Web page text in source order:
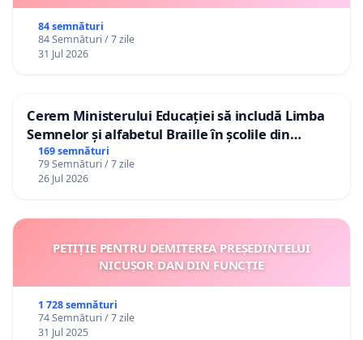
84 semnături
84 Semnături / 7 zile
31 Jul 2026
Cerem Ministerului Educației să includă Limba
Semnelor și alfabetul Braille în școlile din
Republica Moldova!
169 semnături
79 Semnături / 7 zile
26 Jul 2026
PETIȚIE PENTRU DEMITEREA PREȘEDINTELUI
NICUȘOR DAN DIN FUNCȚIE
1 728 semnături
74 Semnături / 7 zile
31 Jul 2025